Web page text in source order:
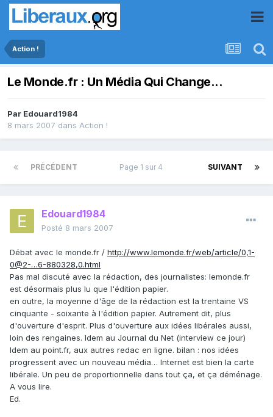
Action !
Le Monde.fr : Un Média Qui Change...
Par Edouard1984
8 mars 2007 dans Action !
PRÉCÉDENT SUIVANT
Page 1 sur 4
Edouard1984
Posté 8 mars 2007
Débat avec le monde.fr / http://www.lemonde.fr/web/article/0,1-
0@2-…6-880328,0.html
Pas mal discuté avec la rédaction, des journalistes: lemonde.fr
est désormais plus lu que l'édition papier.
en outre, la moyenne d'âge de la rédaction est la trentaine VS
cinquante - soixante à l'édition papier. Autrement dit, plus
d'ouverture d'esprit. Plus d'ouverture aux idées libérales aussi,
loin des rengaines. Idem au Journal du Net (interview ce jour)
Idem au point.fr, aux autres redac en ligne. bilan : nos idées
progressent avec un nouveau média… Internet est bien la carte
libérale. Un peu de proportionnelle dans tout ça, et ça déménage.
A vous lire.
Ed.